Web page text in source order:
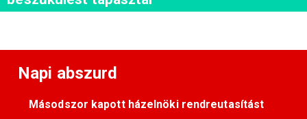
Napi abszurd
Másodszor kapott házelnöki rendreutasítást